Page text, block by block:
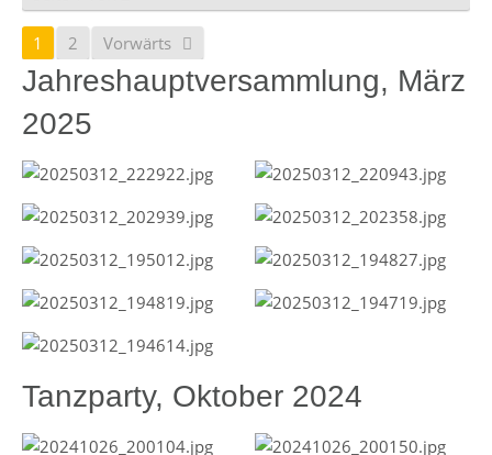
1 2 Vorwärts
Jahreshauptversammlung, März
2025
Tanzparty, Oktober 2024